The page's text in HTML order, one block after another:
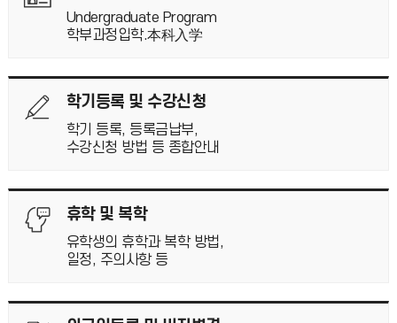
27. 09:00 ~ 2026. 6. 5
2026.05.27
2026.05.19
Undergraduate Program
학부과정입학.本科入学
학기등록 및 수강신청
학기 등록, 등록금납부,
수강신청 방법 등 종합안내
휴학 및 복학
유학생의 휴학과 복학 방법,
일정, 주의사항 등